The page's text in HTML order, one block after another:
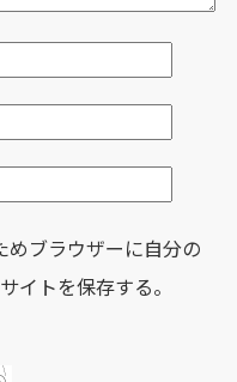
ブラウザーに自分の
イトを保存する。